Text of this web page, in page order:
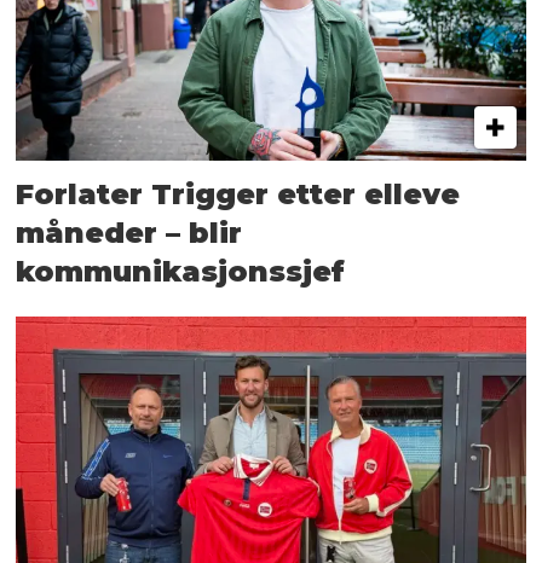
Forlater Trigger etter elleve
måneder – blir
kommunikasjonssjef